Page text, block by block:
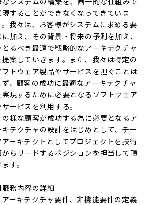
現することができなくなってきていま
。我々は、お客様がシステムに求める要
加え、その背景・将来の予測を加え、
とるべき最適で戦略的なアーキテクチャ
提案していきます。また、我々は特定の
フトウェア製品やサービスを担ぐことは
ず、顧客の成功に最適なアーキテクチャ
実現するために必要となるソフトウェア
サービスを利用する。
の様な顧客が成功する為に必要となるア
キテクチャの設計をはじめとして、チー
アーキテクトとしてプロジェクトを技術
からリードするポジションを担当して頂
す。
務内容の詳細
アーキテクチャ要件、非機能要件の定義